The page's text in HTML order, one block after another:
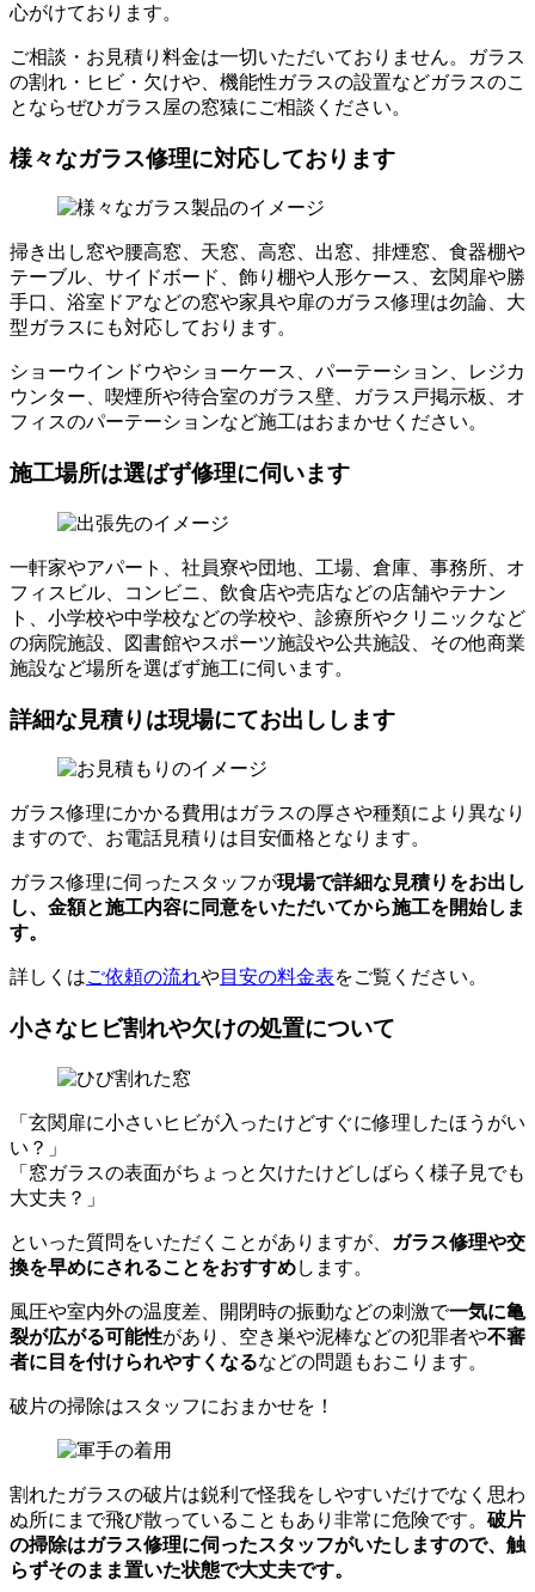
心がけております。
ご相談・お見積り料金は一切いただいておりません。ガラス
の割れ・ヒビ・欠けや、機能性ガラスの設置などガラスのこ
とならぜひガラス屋の窓猿にご相談ください。
様々なガラス修理に対応しております
掃き出し窓や腰高窓、天窓、高窓、出窓、排煙窓、食器棚や
テーブル、サイドボード、飾り棚や人形ケース、玄関扉や勝
手口、浴室ドアなどの窓や家具や扉のガラス修理は勿論、大
型ガラスにも対応しております。
ショーウインドウやショーケース、パーテーション、レジカ
ウンター、喫煙所や待合室のガラス壁、ガラス戸掲示板、オ
フィスのパーテーションなど施工はおまかせください。
施工場所は選ばず修理に伺います
一軒家やアパート、社員寮や団地、工場、倉庫、事務所、オ
フィスビル、コンビニ、飲食店や売店などの店舗やテナン
ト、小学校や中学校などの学校や、診療所やクリニックなど
の病院施設、図書館やスポーツ施設や公共施設、その他商業
施設など場所を選ばず施工に伺います。
詳細な見積りは現場にてお出しします
ガラス修理にかかる費用はガラスの厚さや種類により異なり
ますので、お電話見積りは目安価格となります。
ガラス修理に伺ったスタッフが現場で詳細な見積りをお出し
し、 金額と施工内容に同意をいただいてから施工を開始しま
す。
詳しくはご依頼の流れや目安の料金表をご覧ください。
小さなヒビ割れや欠けの処置について
「玄関扉に小さいヒビが入ったけどすぐに修理したほうがい
い？」
「窓ガラスの表面がちょっと欠けたけどしばらく様子見でも
大丈夫？」
といった質問をいただくことがありますが、
ガラス修理や交
換を早めにされることをおすすめします。
風圧や室内外の温度差、開閉時の振動などの刺激で一気に亀
裂が広がる可能性があり、空き巣や泥棒などの犯罪者や不審
者に目を付けられやすくなるなどの問題もおこります。
破片の掃除はスタッフにおまかせを！
割れたガラスの破片は鋭利で怪我をしやすいだけでなく思わ
ぬ所にまで飛び散っていることもあり非常に危険です。 破片
の掃除はガラス修理に伺ったスタッフがいたしますので、触
らずそのまま置いた状態で大丈夫です。